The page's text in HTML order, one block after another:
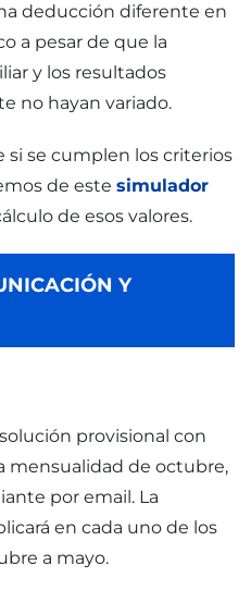
deducción diferente en
a pesar de que la
y los resultados
no hayan variado.
si se cumplen los criterios
de este simulador
de esos valores.
Y
provisional con
mensualidad de octubre,
por email. La
en cada uno de los
a mayo.